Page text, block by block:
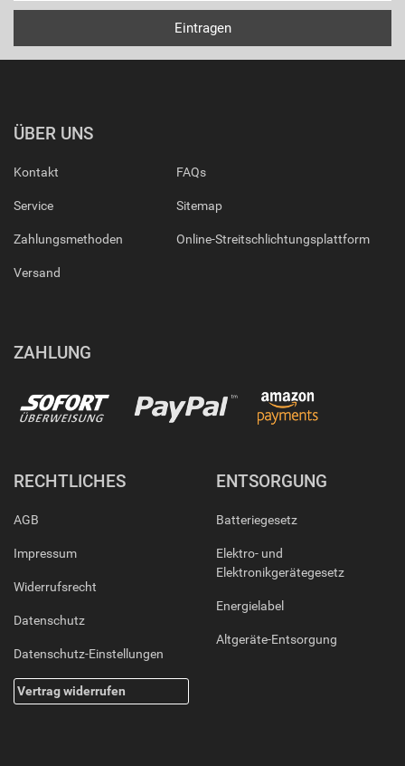
ÜBER UNS
Kontakt
Service
Zahlungsmethoden
Versand
FAQs
Sitemap
Online-Streitschlichtungsplattform
ZAHLUNG
RECHTLICHES
AGB
Impressum
Widerrufsrecht
Datenschutz
Datenschutz-Einstellungen
Vertrag widerrufen
ENTSORGUNG
Batteriegesetz
Elektro- und
Elektronikgerätegesetz
Energielabel
Altgeräte-Entsorgung